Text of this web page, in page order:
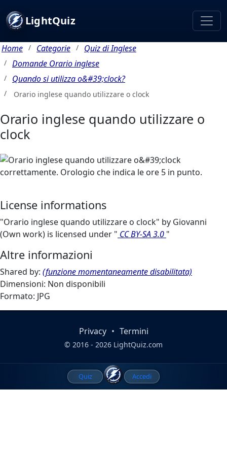
LightQuiz
Home Categorie
Quiz di Inglese
Domande Orario inglese
Quando si utilizza o&#39;clock?
Orario inglese quando utilizzare o clock
Orario inglese quando utilizzare o
clock
License informations
"Orario inglese quando utilizzare o clock" by Giovanni
(Own work) is licensed under " CC BY-SA 3.0 "
Altre informazioni
Shared by: (funzione momentaneamente disabilitata)
Dimensioni: Non disponibili
Formato: JPG
Privacy • Termini
© 2016 - 2026 LightQuiz.com
Quiz Accedi